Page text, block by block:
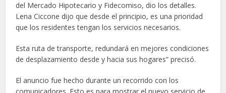
del Mercado Hipotecario y Fidecomiso, dio los detalles.
Lena Ciccone dijo que desde el principio, es una prioridad
que los residentes tengan los servicios necesarios.
Esta ruta de transporte, redundará en mejores condiciones
de desplazamiento desde y hacia sus hogares” precisó.
El anuncio fue hecho durante un recorrido con los